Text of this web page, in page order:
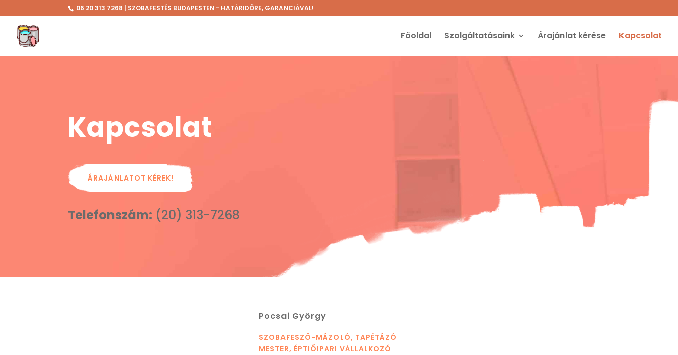
06 20 313 7268 | SZOBAFESTÉS BUDAPESTEN - HATÁRIDŐRE, GARANCIÁVAL!
Főoldal Szolgáltatásaink Árajánlat kérése Kapcsolat
Kapcsolat
ÁRAJÁNLATOT KÉREK!
Telefonszám: (20) 313-7268
Pocsai György
SZOBAFESZŐ-MÁZOLÓ, TAPÉTÁZÓ
MESTER, ÉPTIŐIPARI VÁLLALKOZÓ